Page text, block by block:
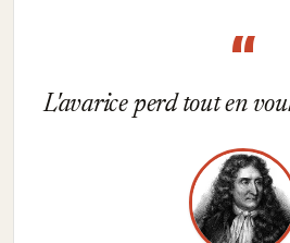
“
L'avarice perd tout en